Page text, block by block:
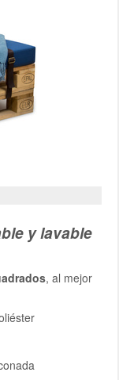
y lavable
, al mejor